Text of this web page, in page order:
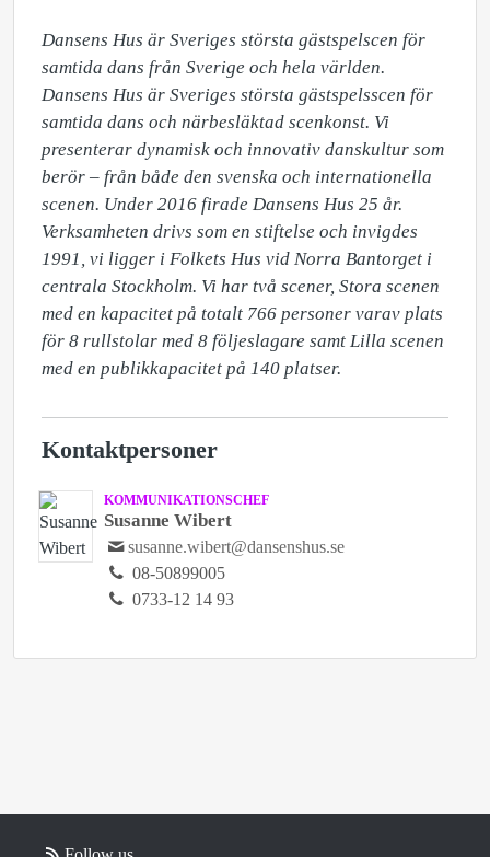
Dansens Hus är Sveriges största gästspelscen för
samtida dans från Sverige och hela världen.
Dansens Hus är Sveriges största gästspelsscen för
samtida dans och närbesläktad scenkonst. Vi
presenterar dynamisk och innovativ danskultur som
berör – från både den svenska och internationella
scenen. Under 2016 firade Dansens Hus 25 år.
Verksamheten drivs som en stiftelse och invigdes
1991, vi ligger i Folkets Hus vid Norra Bantorget i
centrala Stockholm. Vi har två scener, Stora scenen
med en kapacitet på totalt 766 personer varav plats
för 8 rullstolar med 8 följeslagare samt Lilla scenen
med en publikkapacitet på 140 platser.
Kontaktpersoner
KOMMUNIKATIONSCHEF
Susanne Wibert
susanne.wibert@dansenshus.se
08-50899005
0733-12 14 93